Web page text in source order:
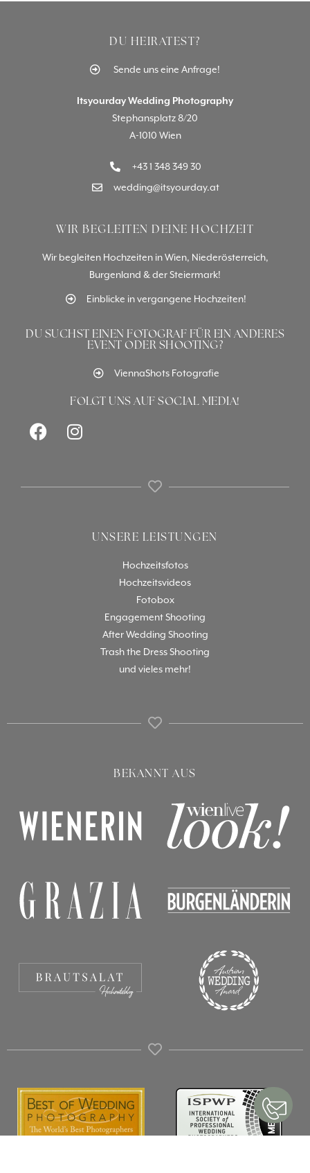
DU HEIRATEST?
Sende uns eine Anfrage!
Itsyourday Wedding Photography
Stephansplatz 8/20
A-1010 Wien
+43 1 348 349 30
wedding@itsyourday.at
WIR BEGLEITEN DEINE HOCHZEIT
Wir begleiten Hochzeiten in Wien, Niederösterreich,
Burgenland & der Steiermark!
Einblicke in vergangene Hochzeiten!
DU SUCHST EINEN FOTOGRAF FÜR EIN ANDERES
EVENT ODER SHOOTING?
ViennaShots Fotografie
FOLGT UNS AUF SOCIAL MEDIA!
UNSERE LEISTUNGEN
Hochzeitsfotos
Hochzeitsvideos
Fotobox
Engagement Shooting
After Wedding Shooting
Trash the Dress Shooting
und vieles mehr!
BEKANNT AUS